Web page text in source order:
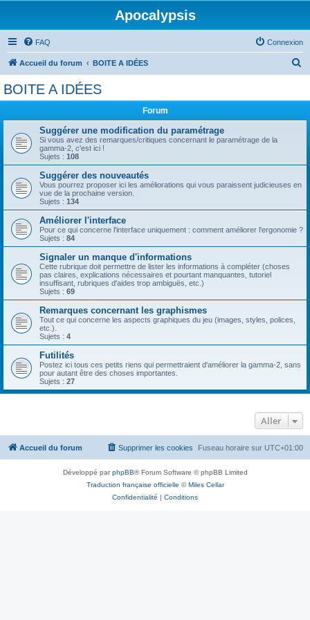
Apocalypsis
FAQ Connexion
Accueil du forum BOITE A IDÉES
r
BOITE A IDÉES
Forum
Suggérer une modification du paramétrage
Si vous avez des remarques/critiques concernant le paramétrage de la
gamma-2, c'est ici !
Sujets : 108
Suggérer des nouveautés
Vous pourrez proposer ici les améliorations qui vous paraissent judicieuses en
vue de la prochaine version.
Sujets : 134
Améliorer l'interface
Pour ce qui concerne l'interface uniquement : comment améliorer l'ergonomie ?
Sujets : 84
Signaler un manque d'informations
Cette rubrique doit permettre de lister les informations à compléter (choses
pas claires, explications nécessaires et pourtant manquantes, tutoriel
insuffisant, rubriques d'aides trop ambiguës, etc.)
Sujets : 69
Remarques concernant les graphismes
Tout ce qui concerne les aspects graphiques du jeu (images, styles, polices,
etc.).
Sujets : 4
Futilités
Postez ici tous ces petits riens qui permettraient d'améliorer la gamma-2, sans
pour autant être des choses importantes.
Sujets : 27
Aller
Accueil du forum Fuseau horaire sur UTC+01:00
Supprimer les cookies
Développé parphpBB® Forum Software © phpBB Limited
Traduction française officielle ©Miles Cellar
Confidentialité | Conditions